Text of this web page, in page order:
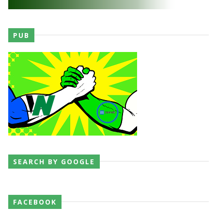
PUB
SEARCH BY GOOGLE
FACEBOOK